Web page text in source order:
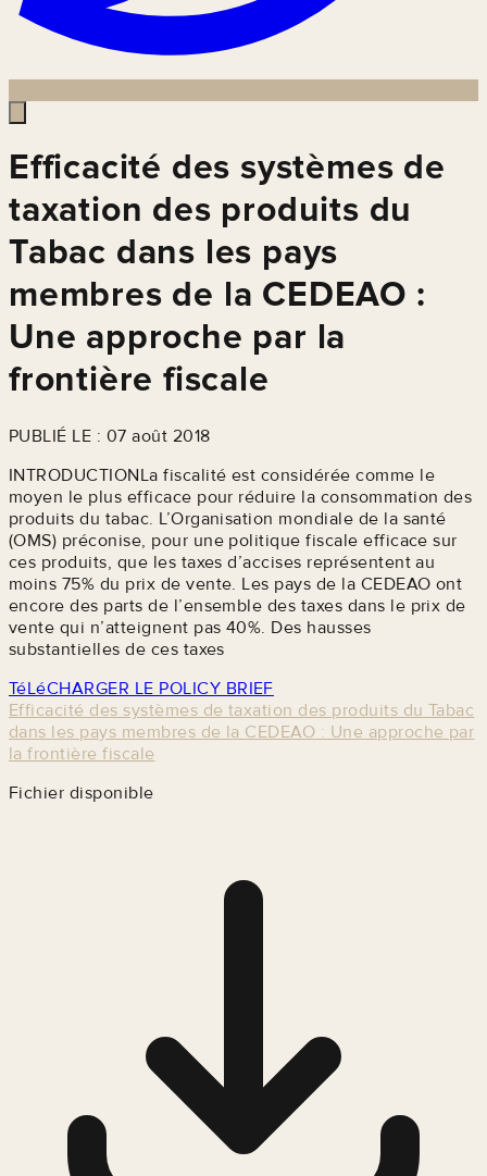
Efficacité des systèmes de
taxation des produits du
Tabac dans les pays
membres de la CEDEAO :
Une approche par la
frontière fiscale
PUBLIÉ LE : 07 août 2018
INTRODUCTIONLa fiscalité est considérée comme le
moyen le plus efficace pour réduire la consommation des
produits du tabac. L’Organisation mondiale de la santé
(OMS) préconise, pour une politique fiscale efficace sur
ces produits, que les taxes d’accises représentent au
moins 75% du prix de vente. Les pays de la CEDEAO ont
encore des parts de l’ensemble des taxes dans le prix de
vente qui n’atteignent pas 40%. Des hausses
substantielles de ces taxes
TéLéCHARGER LE POLICY BRIEF
Efficacité des systèmes de taxation des produits du Tabac
dans les pays membres de la CEDEAO : Une approche par
la frontière fiscale
Fichier disponible